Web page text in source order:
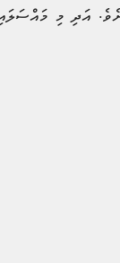
އަދި މި